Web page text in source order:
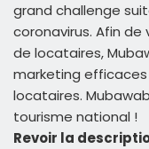
grand challenge
coronavirus. Afin
de locataires,
marketing
locataires.
tourisme national !
Revoir la